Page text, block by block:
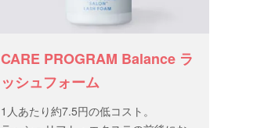
CARE PROGRAM Balance ラ
ッシュフォーム
1人あたり約7.5円の低コスト。